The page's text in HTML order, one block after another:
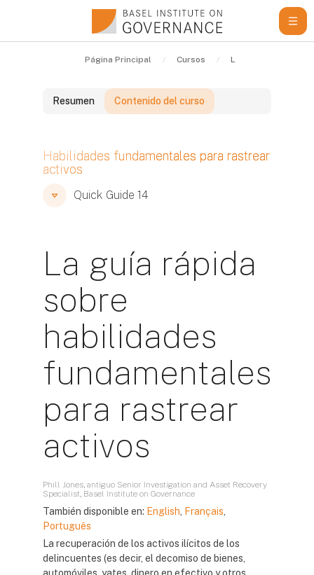
Página Principal Cursos Learning Resources
Resumen Contenido del curso
Bloques
Habilidades fundamentales para rastrear
activos
Bloques
Bloques
Quick Guide 14
La guía rápida
sobre
habilidades
fundamentales
para rastrear
activos
Phill Jones, antiguo Senior Investigation and Asset Recovery
Specialist, Basel Institute on Governance
También disponible en: English Français
Português
La recuperación de los activos ilícitos de los
delincuentes (es decir, el decomiso de bienes,